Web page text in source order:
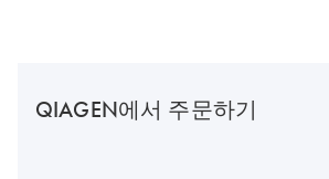
QIAGEN에서 주문하기